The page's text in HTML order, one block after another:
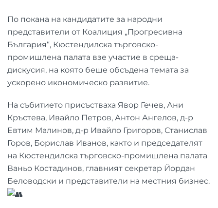
По покана на кандидатите за народни
представители от Коалиция „Прогресивна
България“, Кюстендилска търговско-
промишлена палата взе участие в среща-
дискусия, на която беше обсъдена темата за
ускорено икономическо развитие.
На събитието присъстваха Явор Гечев, Ани
Кръстева, Ивайло Петров, Антон Ангелов, д-р
Евтим Малинов, д-р Ивайло Григоров, Станислав
Горов, Борислав Иванов, както и председателят
на Кюстендилска търговско-промишлена палата
Ваньо Костадинов, главният секретар Йордан
Беловодски и представители на местния бизнес.